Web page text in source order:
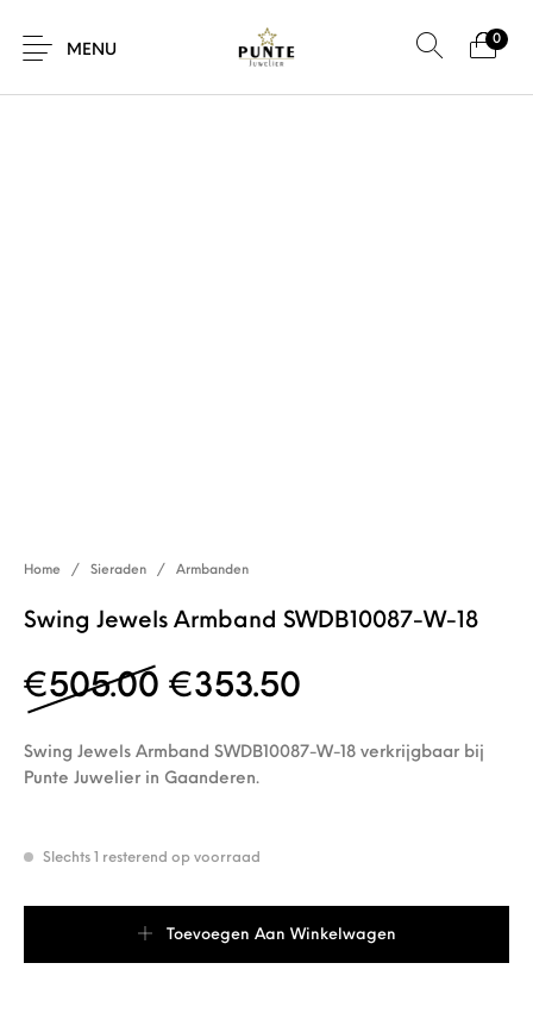
MENU
0
SALE!
Home / Sieraden / Armbanden
Swing Jewels Armband SWDB10087-W-18
€505.00 Oorspronkelijke prijs
€353.50
Swing Jewels Armband SWDB10087-W-18 verkrijgbaar bij
Punte Juwelier in Gaanderen.
Slechts 1 resterend op voorraad
Toevoegen Aan Winkelwagen